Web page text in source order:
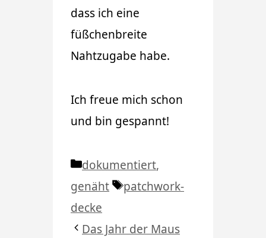
dass ich eine
füßchenbreite
Nahtzugabe habe.
Ich freue mich schon
und bin gespannt!
Kategorien
dokumentiert,
genäht
Schlagwörter
patchwork-
decke
Das Jahr der Maus